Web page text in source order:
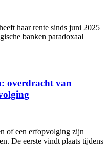
haar rente sinds juni 2025
banken paradoxaal
overdracht van
of een erfopvolging zijn
De eerste vindt plaats tijdens